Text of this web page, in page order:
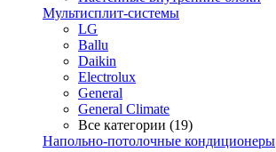
Мультисплит-системы
LG
Ballu
Daikin
Electrolux
General
General Climate
Все категории (19)
Напольно-потолочные кондиционеры